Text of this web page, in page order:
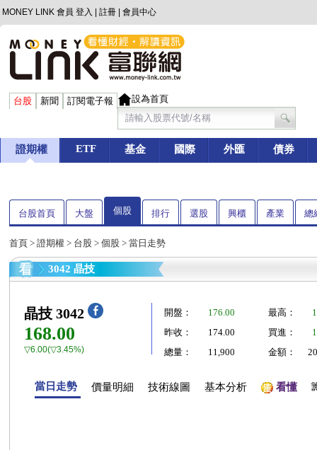
MONEY LINK 會員 登入 註冊 會員中心
台股 新聞 訂閱電子報 設為首頁
證期權 ETF 基金 國際 外匯 債券
台股首頁 大盤 個股 排行 選股 興櫃 產業 總
首頁 > 證期權 > 台股 > 個股 > 當日走勢
3042 晶技
晶技 3042
168.00
▽6.00(▽3.45%)
開盤： 176.00 最高：
昨收：
174.00 買進：
總量：
11,900 金額：
當日走勢 價量明細 技術線圖 基本分析 看懂